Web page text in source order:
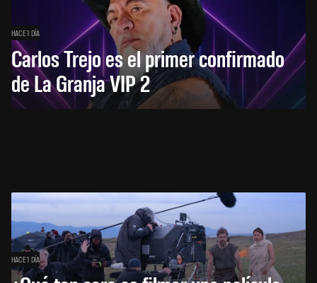
HACE 1 DÍA
Carlos Trejo es el primer confirmado
de La Granja VIP 2
HACE 1 DÍA